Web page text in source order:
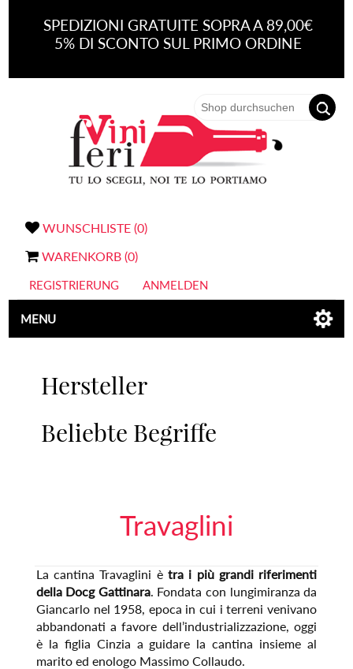
SPEDIZIONI GRATUITE SOPRA A 89,00€
5% DI SCONTO SUL PRIMO ORDINE
WUNSCHLISTE (0)
WARENKORB (0)
REGISTRIERUNG ANMELDEN
MENU
Hersteller
Beliebte Begriffe
Travaglini
La cantina Travaglini è tra i più grandi riferimenti
della Docg Gattinara. Fondata con lungimiranza da
Giancarlo nel 1958, epoca in cui i terreni venivano
abbandonati a favore dell’industrializzazione, oggi
è la figlia Cinzia a guidare la cantina insieme al
marito ed enologo Massimo Collaudo.